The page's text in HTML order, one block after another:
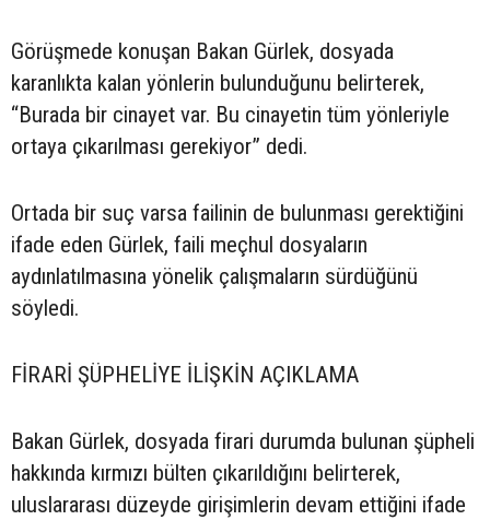
Görüşmede konuşan Bakan Gürlek, dosyada
karanlıkta kalan yönlerin bulunduğunu belirterek,
“Burada bir cinayet var. Bu cinayetin tüm yönleriyle
ortaya çıkarılması gerekiyor” dedi.
Ortada bir suç varsa failinin de bulunması gerektiğini
ifade eden Gürlek, faili meçhul dosyaların
aydınlatılmasına yönelik çalışmaların sürdüğünü
söyledi.
FİRARİ ŞÜPHELİYE İLİŞKİN AÇIKLAMA
Bakan Gürlek, dosyada firari durumda bulunan şüpheli
hakkında kırmızı bülten çıkarıldığını belirterek,
uluslararası düzeyde girişimlerin devam ettiğini ifade